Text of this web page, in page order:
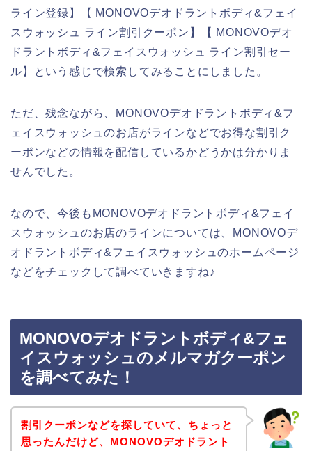
ライン登録】【 MONOVOデオドラントボディ&フェイ
スウォッシュ ライン割引クーポン】【 MONOVOデオ
ドラントボディ&フェイスウォッシュ ライン割引セー
ル】という感じで検索してみることにしました。
ただ、残念ながら、MONOVOデオドラントボディ&フ
ェイスウォッシュのお店がラインなどでお得な割引ク
ーポンなどの情報を配信しているかどうかは分かりま
せんでした。
なので、今後もMONOVOデオドラントボディ&フェイ
スウォッシュのお店のラインについては、MONOVOデ
オドラントボディ&フェイスウォッシュのホームページ
などをチェックして調べていきますね♪
MONOVOデオドラントボディ&フェ
イスウォッシュのメルマガクーポン
を調べてみた！
割引クーポンなどを探していて、ちょっと
思ったんだけど、MONOVOデオドラント